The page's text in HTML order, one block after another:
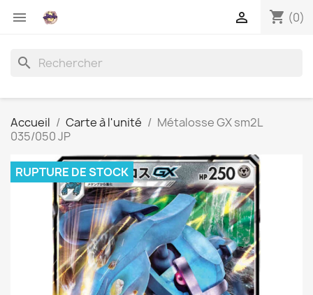
 shopping_cart (0)

search
Accueil Carte à l'unité
Métalosse GX sm2L
035/050 JP
RUPTURE DE STOCK